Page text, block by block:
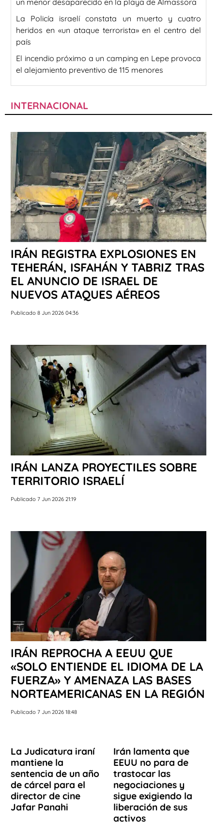
La Policía israelí constata un muerto y cuatro
heridos en «un ataque terrorista» en el centro del
país
El incendio próximo a un camping en Lepe provoca
el alejamiento preventivo de 115 menores
INTERNACIONAL
IRÁN REGISTRA EXPLOSIONES EN
TEHERÁN, ISFAHÁN Y TABRIZ TRAS
EL ANUNCIO DE ISRAEL DE
NUEVOS ATAQUES AÉREOS
Publicado 8 Jun 2026 04:36
IRÁN LANZA PROYECTILES SOBRE
TERRITORIO ISRAELÍ
Publicado 7 Jun 2026 21:19
IRÁN REPROCHA A EEUU QUE
«SOLO ENTIENDE EL IDIOMA DE LA
FUERZA» Y AMENAZA LAS BASES
NORTEAMERICANAS EN LA REGIÓN
Publicado 7 Jun 2026 18:48
La Judicatura iraní
mantiene la
sentencia de un año
de cárcel para el
director de cine
Jafar Panahi
Irán lamenta que
EEUU no para de
trastocar las
negociaciones y
sigue exigiendo la
liberación de sus
activos